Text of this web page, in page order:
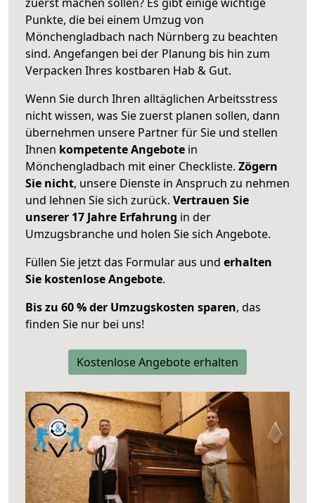
Punkte, die bei einem Umzug von
Mönchengladbach nach Nürnberg zu beachten
sind. Angefangen bei der Planung bis hin zum
Verpacken Ihres kostbaren Hab & Gut.
Wenn Sie durch Ihren alltäglichen Arbeitsstress
nicht wissen, was Sie zuerst planen sollen, dann
übernehmen unsere Partner für Sie und stellen
Ihnen kompetente Angebote in
Mönchengladbach mit einer Checkliste. Zögern
Sie nicht, unsere Dienste in Anspruch zu nehmen
und lehnen Sie sich zurück. Vertrauen Sie
unserer 17 Jahre Erfahrung in der
Umzugsbranche und holen Sie sich Angebote.
Füllen Sie jetzt das Formular aus und erhalten
Sie kostenlose Angebote.
Bis zu 60 % der Umzugskosten sparen, das
finden Sie nur bei uns!
Kostenlose Angebote erhalten